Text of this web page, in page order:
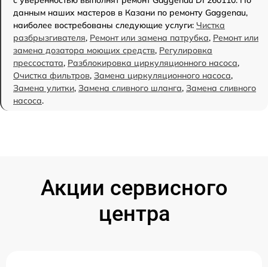
данным наших мастеров в Казани по ремонту Gaggenau,
наиболее востребованы следующие услуги: Чистка
разбрызгивателя, Ремонт или замена патрубка, Ремонт или
замена дозатора моющих средств, Регулировка
прессостата, Разблокировка циркуляционного насоса,
Очистка фильтров, Замена циркуляционного насоса,
Замена улитки, Замена сливного шланга, Замена сливного
насоса.
Акции сервисного
центра